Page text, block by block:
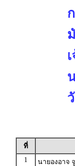
ที่
1
นายองอาจ